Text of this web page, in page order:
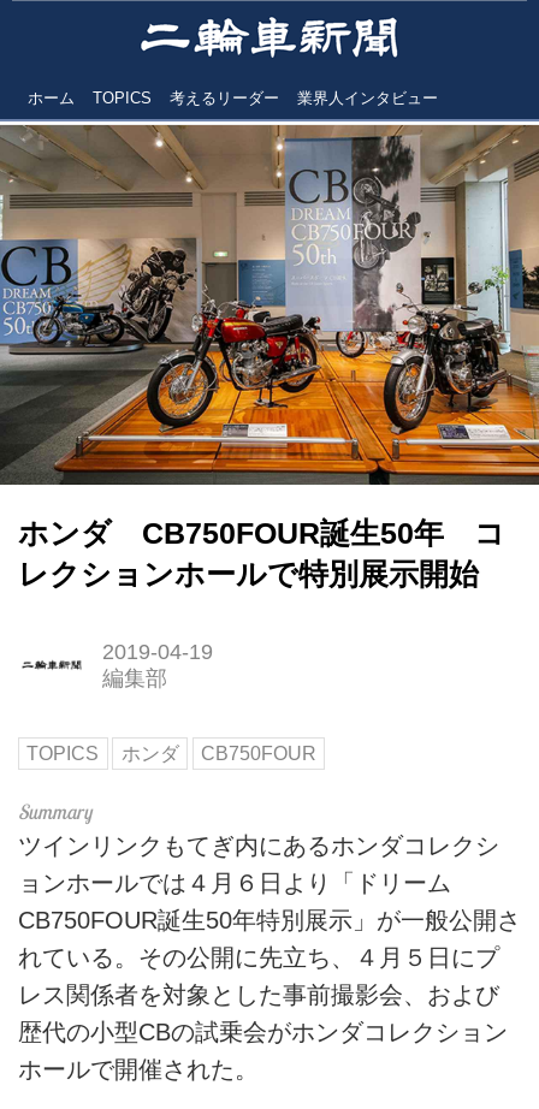
ホーム TOPICS 考えるリーダー 業界人インタビュー
ホンダ CB750FOUR誕生50年 コ
レクションホールで特別展示開始
2019-04-19
編集部
TOPICS ホンダ CB750FOUR
ツインリンクもてぎ内にあるホンダコレクシ
ョンホールでは４月６日より「ドリーム
CB750FOUR誕生50年特別展示」が一般公開さ
れている。その公開に先立ち、４月５日にプ
レス関係者を対象とした事前撮影会、および
歴代の小型CBの試乗会がホンダコレクション
ホールで開催された。